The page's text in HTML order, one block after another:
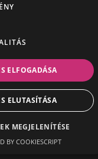
Center Suite 2647
USA 48243
LLC. - Without limits ©
ELFOGADÁSA
ELUTASÍTÁSA
MEGJELENÍTÉSE
BY COOKIESCRIPT